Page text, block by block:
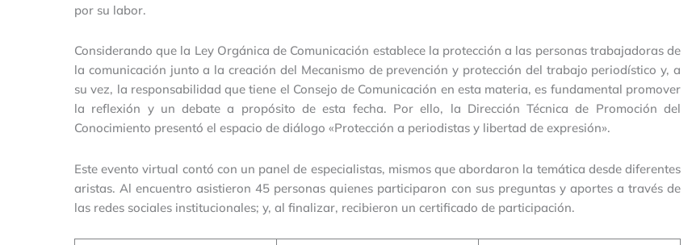
por su labor.
Considerando que la Ley Orgánica de Comunicación establece la protección a las personas trabajadoras de
la comunicación junto a la creación del Mecanismo de prevención y protección del trabajo periodístico y, a
su vez, la responsabilidad que tiene el Consejo de Comunicación en esta materia, es fundamental promover
la reflexión y un debate a propósito de esta fecha. Por ello, la Dirección Técnica de Promoción del
Conocimiento presentó el espacio de diálogo «Protección a periodistas y libertad de expresión».
Este evento virtual contó con un panel de especialistas, mismos que abordaron la temática desde diferentes
aristas. Al encuentro asistieron 45 personas quienes participaron con sus preguntas y aportes a través de
las redes sociales institucionales; y, al finalizar, recibieron un certificado de participación.